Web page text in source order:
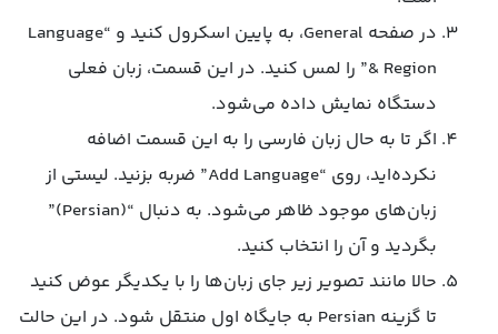
در صفحه General، به پایین اسکرول کنید و “Language
& Region” را لمس کنید. در این قسمت، زبان فعلی
دستگاه نمایش داده می‌شود.
اگر تا به حال زبان فارسی را به این قسمت اضافه
نکرده‌اید، روی “Add Language” ضربه بزنید. لیستی از
زبان‌های موجود ظاهر می‌شود. به دنبال “(Persian)”
بگردید و آن را انتخاب کنید.
حالا مانند تصویر زیر جای زبان‌ها را با یکدیگر عوض کنید
تا گزینه Persian به جایگاه اول منتقل شود. در این حالت